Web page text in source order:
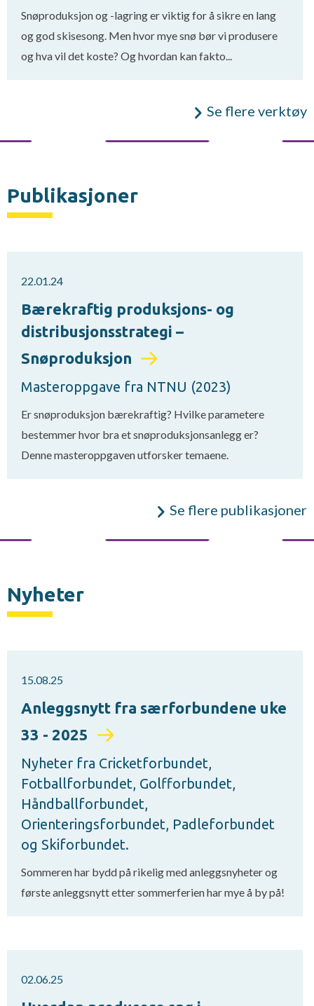
Snøproduksjon og -lagring er viktig for å sikre en lang
og god skisesong. Men hvor mye snø bør vi produsere
og hva vil det koste? Og hvordan kan fakto...
Se flere verktøy
Publikasjoner
22.01.24
Bærekraftig produksjons- og
distribusjonsstrategi –
Snøproduksjon
Masteroppgave fra NTNU (2023)
Er snøproduksjon bærekraftig? Hvilke parametere
bestemmer hvor bra et snøproduksjonsanlegg er?
Denne masteroppgaven utforsker temaene.
Se flere publikasjoner
Nyheter
15.08.25
Anleggsnytt fra særforbundene uke
33 - 2025
Nyheter fra Cricketforbundet,
Fotballforbundet, Golfforbundet,
Håndballforbundet,
Orienteringsforbundet, Padleforbundet
og Skiforbundet.
Sommeren har bydd på rikelig med anleggsnyheter og
første anleggsnytt etter sommerferien har mye å by på!
02.06.25